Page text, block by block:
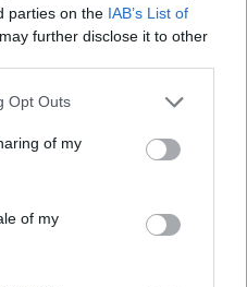
parties on the IAB’s List of
further disclose it to other
Opt Outs
of my
of my